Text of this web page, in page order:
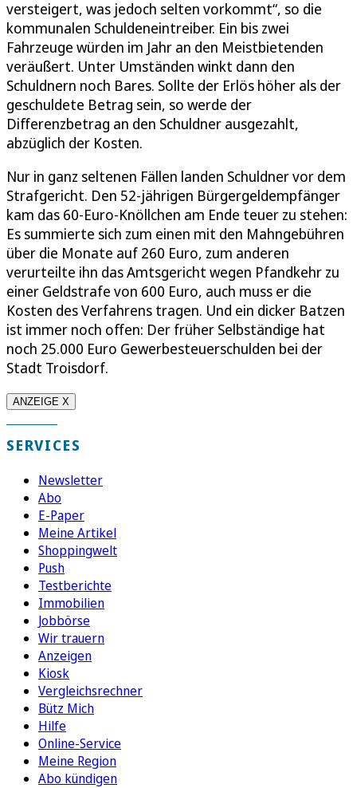
versteigert, was jedoch selten vorkommt“, so die
kommunalen Schuldeneintreiber. Ein bis zwei
Fahrzeuge würden im Jahr an den Meistbietenden
veräußert. Unter Umständen winkt dann den
Schuldnern noch Bares. Sollte der Erlös höher als der
geschuldete Betrag sein, so werde der
Differenzbetrag an den Schuldner ausgezahlt,
abzüglich der Kosten.
Nur in ganz seltenen Fällen landen Schuldner vor dem
Strafgericht. Den 52-jährigen Bürgergeldempfänger
kam das 60-Euro-Knöllchen am Ende teuer zu stehen:
Es summierte sich zum einen mit den Mahngebühren
über die Monate auf 260 Euro, zum anderen
verurteilte ihn das Amtsgericht wegen Pfandkehr zu
einer Geldstrafe von 600 Euro, auch muss er die
Kosten des Verfahrens tragen. Und ein dicker Batzen
ist immer noch offen: Der früher Selbständige hat
noch 25.000 Euro Gewerbesteuerschulden bei der
Stadt Troisdorf.
ANZEIGE X
SERVICES
Newsletter
Abo
E-Paper
Meine Artikel
Shoppingwelt
Push
Testberichte
Immobilien
Jobbörse
Wir trauern
Anzeigen
Kiosk
Vergleichsrechner
Bütz Mich
Hilfe
Online-Service
Meine Region
Abo kündigen